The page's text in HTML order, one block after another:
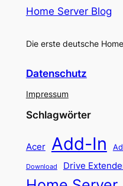
Home Server Blog
Die erste deutsche
Datenschutz
Impressum
Schlagwörter
Acer Add-In
Download Drive